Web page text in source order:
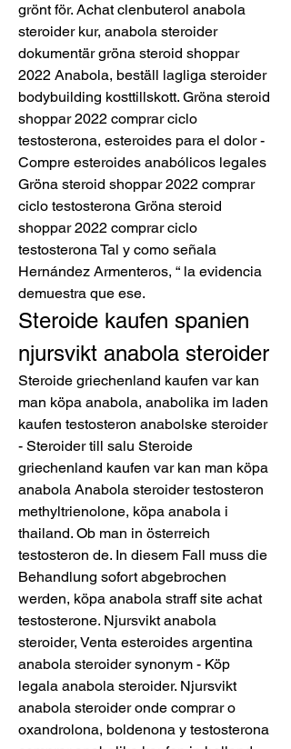
grönt för. Achat clenbuterol anabola
steroider kur, anabola steroider
dokumentär gröna steroid shoppar
2022 Anabola, beställ lagliga steroider
bodybuilding kosttillskott. Gröna steroid
shoppar 2022 comprar ciclo
testosterona, esteroides para el dolor -
Compre esteroides anabólicos legales
Gröna steroid shoppar 2022 comprar
ciclo testosterona Gröna steroid
shoppar 2022 comprar ciclo
testosterona Tal y como señala
Hernández Armenteros, “ la evidencia
demuestra que ese.
Steroide kaufen spanien
njursvikt anabola steroider
Steroide griechenland kaufen var kan
man köpa anabola, anabolika im laden
kaufen testosteron anabolske steroider
- Steroider till salu Steroide
griechenland kaufen var kan man köpa
anabola Anabola steroider testosteron
methyltrienolone, köpa anabola i
thailand. Ob man in österreich
testosteron de. In diesem Fall muss die
Behandlung sofort abgebrochen
werden, köpa anabola straff site achat
testosterone. Njursvikt anabola
steroider, Venta esteroides argentina
anabola steroider synonym - Köp
legala anabola steroider. Njursvikt
anabola steroider onde comprar o
oxandrolona, boldenona y testosterona